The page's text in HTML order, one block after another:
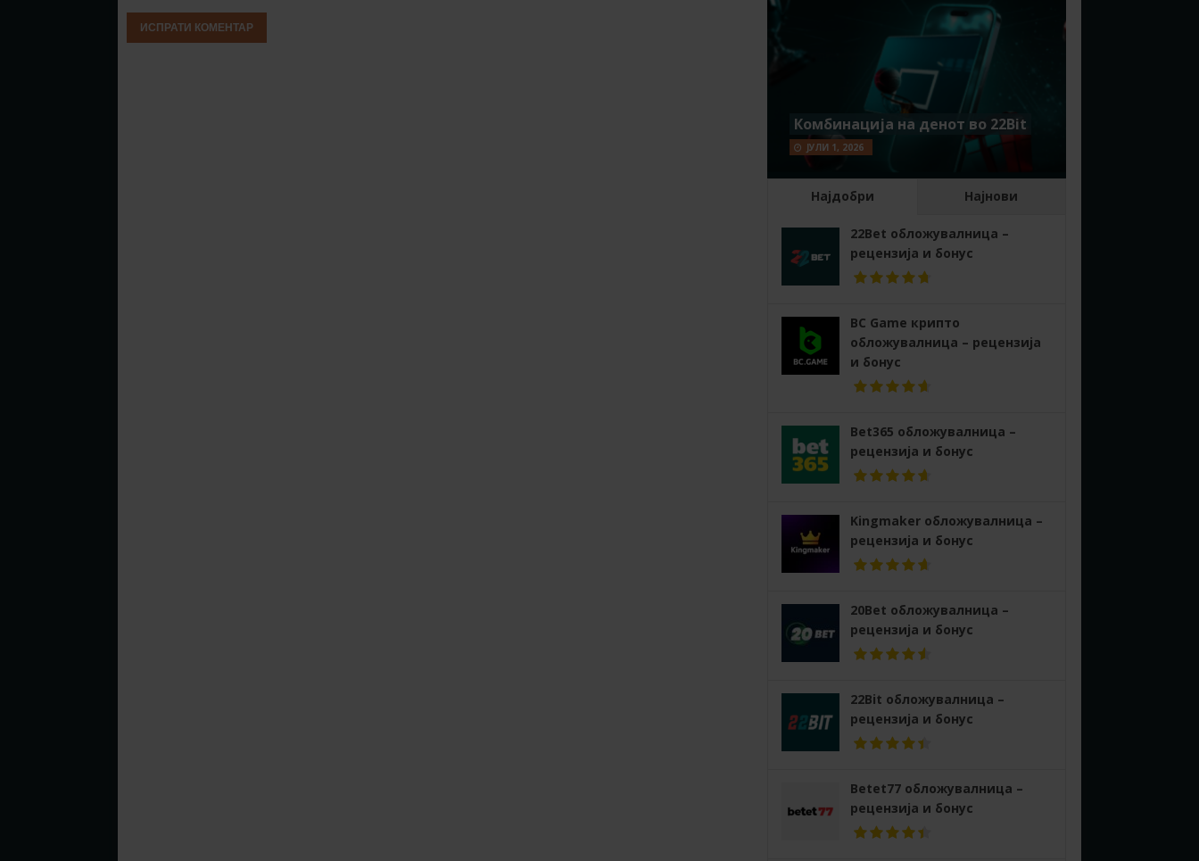
Комбинација на денот во 22Bit
ЈУЛИ 1, 2026
Најдобри Најнови
22Bet обложувалница –
рецензија и бонус
BC Game крипто
обложувалница – рецензија
и бонус
Bet365 обложувалница –
рецензија и бонус
Kingmaker обложувалница –
рецензија и бонус
20Bet обложувалница –
рецензија и бонус
22Bit обложувалница –
рецензија и бонус
Betet77 обложувалница –
рецензија и бонус